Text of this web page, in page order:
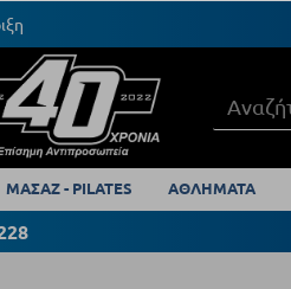
ΜΑΣΑΖ - PILATES ΑΘΛΗΜΑΤΑ